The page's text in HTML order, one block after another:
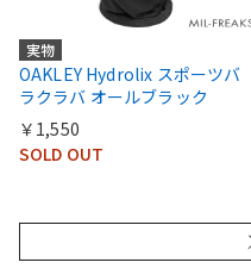
実物
OAKLEY Hydrolix スポーツバ
ラクラバ オールブラック
￥1,550
SOLD OUT